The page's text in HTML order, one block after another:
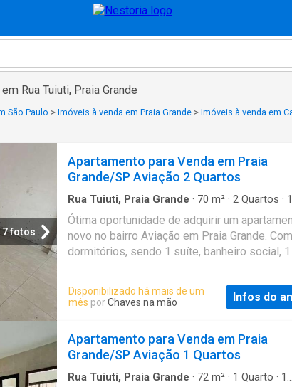
Rua Tuiuti, Praia Grande
São Paulo > Imóveis à venda em Praia Grande > Imóveis à venda em
7 fotos
Apartamento para Venda em Praia
Grande/SP Aviação 2 Quartos
Rua Tuiuti, Praia Grande · 70 m² · 2 Quartos · 1
Banheiro
Ótima oportunidade de adquirir um
novo no bairro Aviação em Praia Grande.
dormitórios, sendo 1 suíte, banheiro social, 1
75m². O edifício é novo e está em
de conservação. A localização é privilegiada,
próximo a comércios e serviços da região.
Referência: 1218108
Disponibilizado há mais de um
mês porChaves na mão Infos do
Apartamento para Venda em Praia
Grande/SP Aviação 1 Quartos
Rua Tuiuti, Praia Grande · 72 m² · 1 Quarto · 1